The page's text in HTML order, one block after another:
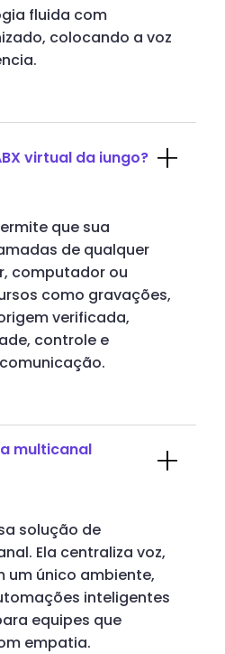
fluida com
colocando a voz
virtual da iungo?
que sua
de qualquer
computador ou
como gravações,
verificada,
controle e
multicanal
solução de
Ela centraliza voz,
um único ambiente,
inteligentes
equipes que
empatia.